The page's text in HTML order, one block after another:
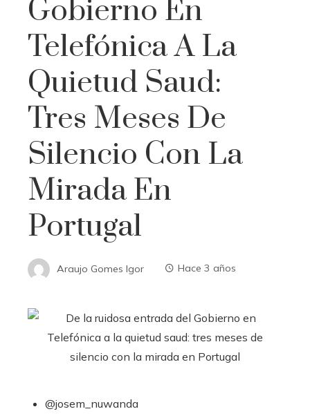
Gobierno En
Telefónica A La
Quietud Saud:
Tres Meses De
Silencio Con La
Mirada En
Portugal
Araujo Gomes Igor Hace 3 años
@josem_nuwanda